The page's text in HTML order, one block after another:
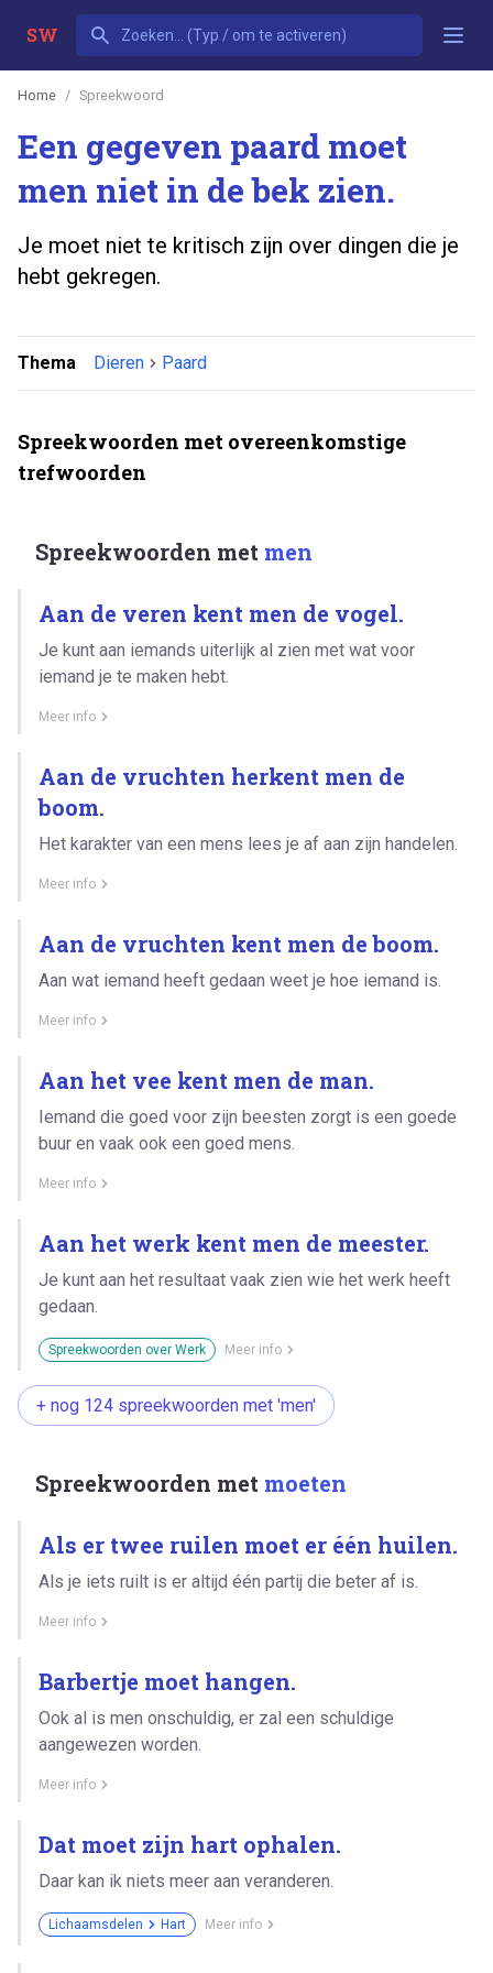
SW
Home Spreekwoord
Een gegeven paard moet
men niet in de bek zien.
Je moet niet te kritisch zijn over dingen die je
hebt gekregen.
Thema Dieren Paard
Spreekwoorden met overeenkomstige
trefwoorden
Spreekwoorden met men
Aan de veren kent men de vogel.
Je kunt aan iemands uiterlijk al zien met wat voor
iemand je te maken hebt.
Meer info
Aan de vruchten herkent men de
boom.
Het karakter van een mens lees je af aan zijn handelen.
Meer info
Aan de vruchten kent men de boom.
Aan wat iemand heeft gedaan weet je hoe iemand is.
Meer info
Aan het vee kent men de man.
Iemand die goed voor zijn beesten zorgt is een goede
buur en vaak ook een goed mens.
Meer info
Aan het werk kent men de meester.
Je kunt aan het resultaat vaak zien wie het werk heeft
gedaan.
Spreekwoorden over Werk Meer info
+ nog 124 spreekwoorden met 'men'
Spreekwoorden met moeten
Als er twee ruilen moet er één huilen.
Als je iets ruilt is er altijd één partij die beter af is.
Meer info
Barbertje moet hangen.
Ook al is men onschuldig, er zal een schuldige
aangewezen worden.
Meer info
Dat moet zijn hart ophalen.
Daar kan ik niets meer aan veranderen.
Lichaamsdelen Hart Meer info